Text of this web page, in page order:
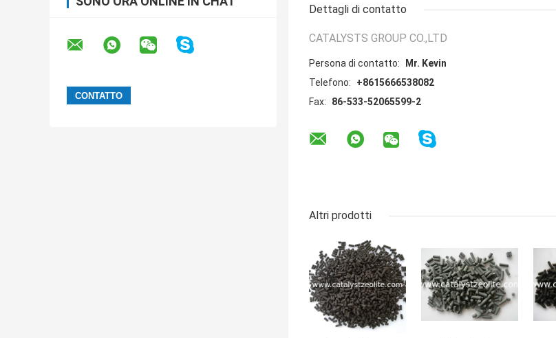
Dettagli di contatto
CATALYSTS GROUP CO.,LTD
Persona di contatto:
Mr. Kevin
Telefono:
+8615666538082
Fax:
86-533-52065599-2
Altri prodotti